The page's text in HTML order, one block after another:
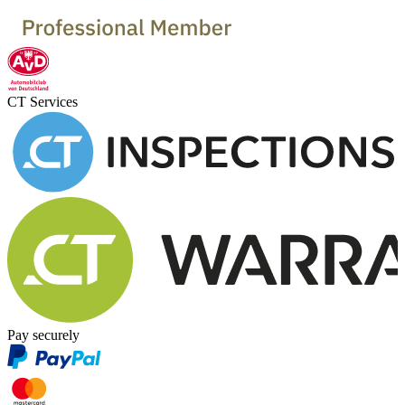
CT Services
Pay securely